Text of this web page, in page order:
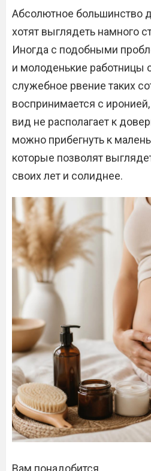
Абсолютное большинство
хотят выглядеть намного
Иногда с подобными
и молоденькие работницы
служебное рвение таких
воспринимается с
вид не располагает к
можно прибегнуть к
которые позволят
своих лет и солиднее.
Вам понадобится